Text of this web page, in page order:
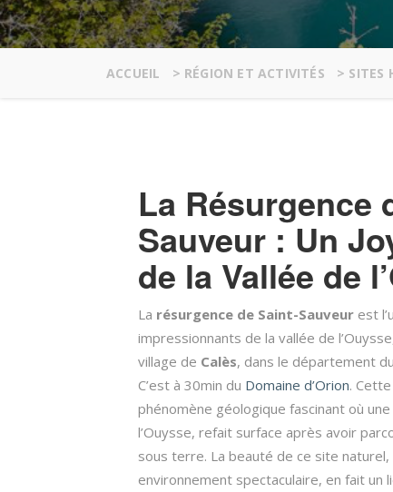
ACCUEIL > RÉGION ET ACTIVITÉS > SITES
La Résurgence
Sauveur : Un
de la Vallée de
La résurgence de Saint-Sauveur est
impressionnants de la vallée de
village de Calès, dans le département
C’est à 30min du Domaine d’Orion.
phénomène géologique fascinant où
l’Ouysse, refait surface après avoir
sous terre. La beauté de ce site naturel,
environnement spectaculaire, en fait un